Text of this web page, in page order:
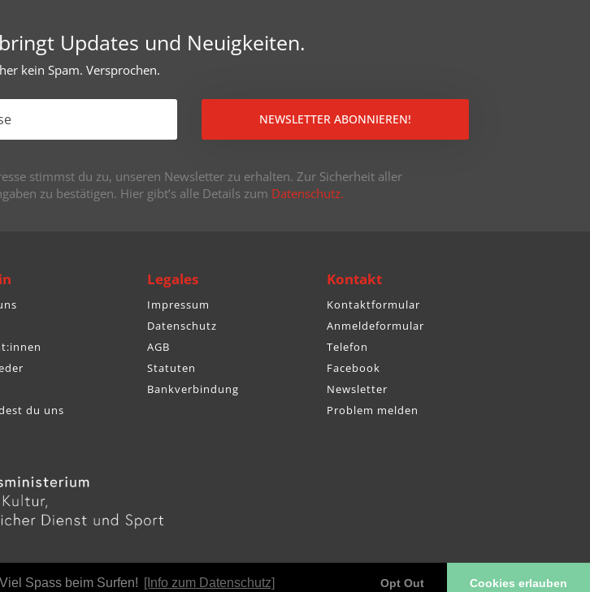
Spass beim Surfen! [Info zum Datenschutz] Opt Out Cookies erlauben
Updates und Neuigkeiten.
kein Spam. Versprochen.
NEWSLETTER ABONNIEREN!
stimmst du zu, unseren Newsletter zu erhalten. Zur Sicherheit aller
zu bestätigen. Hier gibt’s alle Details zum Datenschutz.
du uns
Legales
Impressum
Datenschutz
AGB
Statuten
Bankverbindung
Kontakt
Kontaktformular
Anmeldeformular
Telefon
Facebook
Newsletter
Problem melden